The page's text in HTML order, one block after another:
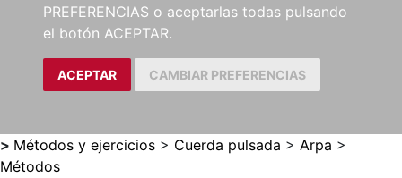
PREFERENCIAS o aceptarlas todas pulsando
el botón ACEPTAR.
ACEPTAR CAMBIAR PREFERENCIAS
> Métodos y ejercicios > Cuerda pulsada > Arpa >
Métodos